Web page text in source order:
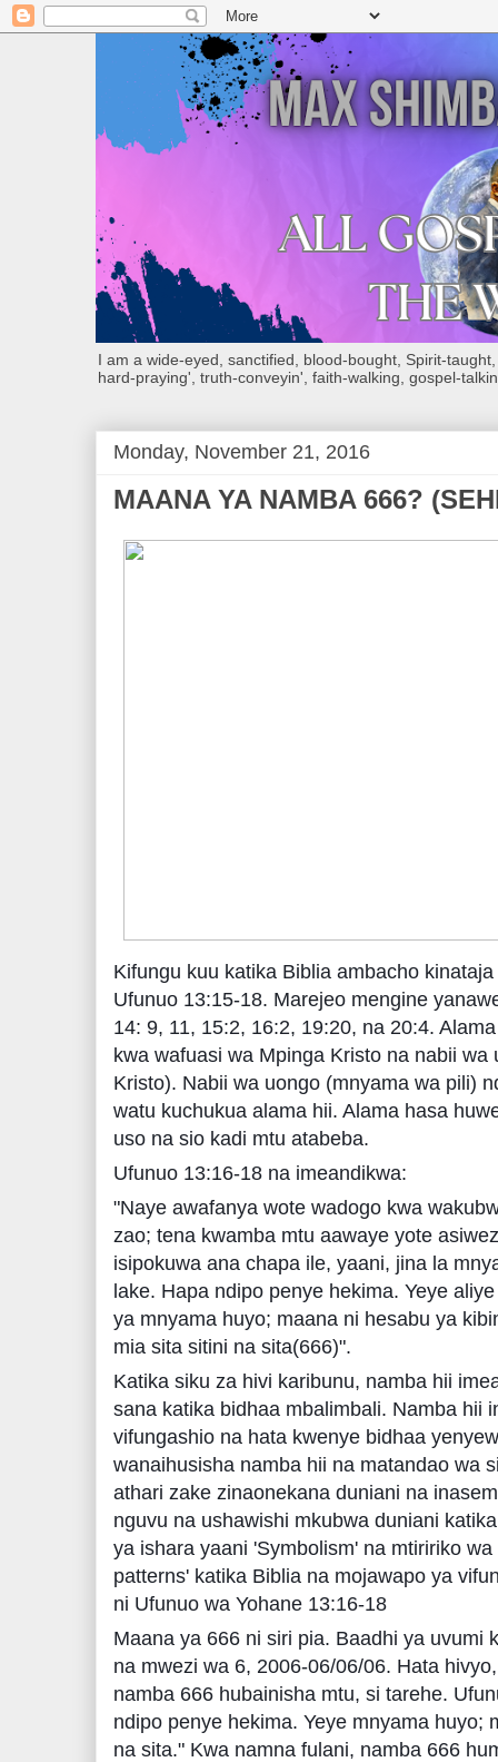
I am a wide-eyed, sanctified, blood-bought, Spirit-
hard-praying', truth-conveyin', faith-walking, gospel-
Monday, November 21, 2016
MAANA YA NAMBA 666?
Kifungu kuu katika Biblia ambacho
Ufunuo 13:15-18. Marejeo mengine
14: 9, 11, 15:2, 16:2, 19:20, na 20:4.
kwa wafuasi wa Mpinga Kristo na nabii
Kristo). Nabii wa uongo (mnyama wa pili)
watu kuchukua alama hii. Alama hasa
uso na sio kadi mtu atabeba.
Ufunuo 13:16-18 na imeandikwa:
"Naye awafanya wote wadogo kwa
zao; tena kwamba mtu aawaye yote
isipokuwa ana chapa ile, yaani, jina la
lake. Hapa ndipo penye hekima. Yeye
ya mnyama huyo; maana ni hesabu ya
mia sita sitini na sita(666)".
Katika siku za hivi karibunu, namba hii
sana katika bidhaa mbalimbali. Namba hii
vifungashio na hata kwenye bidhaa
wanaihusisha namba hii na matandao wa
athari zake zinaonekana duniani na
nguvu na ushawishi mkubwa duniani
ya ishara yaani 'Symbolism' na mtiririko
patterns' katika Biblia na mojawapo ya
ni Ufunuo wa Yohane 13:16-18
Maana ya 666 ni siri pia. Baadhi ya uvumi
na mwezi wa 6, 2006-06/06/06. Hata
namba 666 hubainisha mtu, si tarehe.
ndipo penye hekima. Yeye mnyama huyo;
na sita." Kwa namna fulani, namba 666